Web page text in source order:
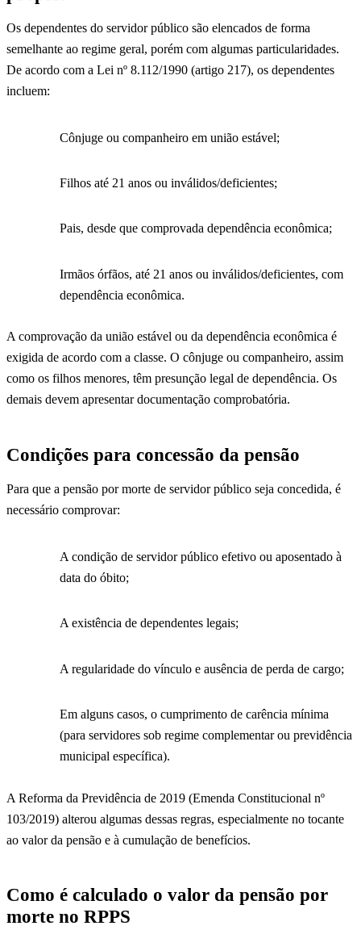
Os dependentes do servidor público são elencados de forma
semelhante ao regime geral, porém com algumas particularidades.
De acordo com a Lei nº 8.112/1990 (artigo 217), os dependentes
incluem:
Cônjuge ou companheiro em união estável;
Filhos até 21 anos ou inválidos/deficientes;
Pais, desde que comprovada dependência econômica;
Irmãos órfãos, até 21 anos ou inválidos/deficientes, com
dependência econômica.
A comprovação da união estável ou da dependência econômica é
exigida de acordo com a classe. O cônjuge ou companheiro, assim
como os filhos menores, têm presunção legal de dependência. Os
demais devem apresentar documentação comprobatória.
Condições para concessão da pensão
Para que a pensão por morte de servidor público seja concedida, é
necessário comprovar:
A condição de servidor público efetivo ou aposentado à
data do óbito;
A existência de dependentes legais;
A regularidade do vínculo e ausência de perda de cargo;
Em alguns casos, o cumprimento de carência mínima
(para servidores sob regime complementar ou previdência
municipal específica).
A Reforma da Previdência de 2019 (Emenda Constitucional nº
103/2019) alterou algumas dessas regras, especialmente no tocante
ao valor da pensão e à cumulação de benefícios.
Como é calculado o valor da pensão por
morte no RPPS